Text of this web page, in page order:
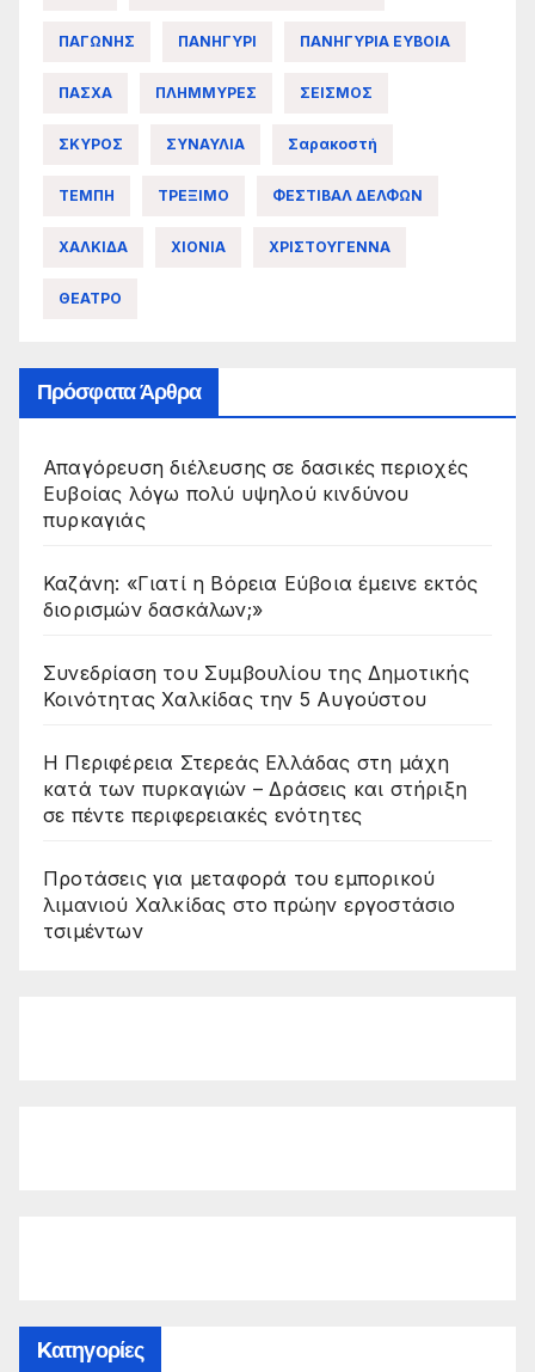
ΠΑΓΩΝΗΣ ΠΑΝΗΓΥΡΙ ΠΑΝΗΓΥΡΙΑ ΕΥΒΟΙΑ
ΠΑΣΧΑ ΠΛΗΜΜΥΡΕΣ ΣΕΙΣΜΟΣ
ΣΚΥΡΟΣ ΣΥΝΑΥΛΙΑ Σαρακοστή
ΤΕΜΠΗ ΤΡΕΞΙΜΟ ΦΕΣΤΙΒΑΛ ΔΕΛΦΩΝ
ΧΑΛΚΙΔΑ ΧΙΟΝΙΑ ΧΡΙΣΤΟΥΓΕΝΝΑ
ΘΕΑΤΡΟ
Πρόσφατα Άρθρα
Απαγόρευση διέλευσης σε δασικές περιοχές
Ευβοίας λόγω πολύ υψηλού κινδύνου
πυρκαγιάς
Καζάνη: «Γιατί η Βόρεια Εύβοια έμεινε εκτός
διορισμών δασκάλων;»
Συνεδρίαση του Συμβουλίου της Δημοτικής
Κοινότητας Χαλκίδας την 5 Αυγούστου
Η Περιφέρεια Στερεάς Ελλάδας στη μάχη
κατά των πυρκαγιών – Δράσεις και στήριξη
σε πέντε περιφερειακές ενότητες
Προτάσεις για μεταφορά του εμπορικού
λιμανιού Χαλκίδας στο πρώην εργοστάσιο
τσιμέντων
Kατηγορίες